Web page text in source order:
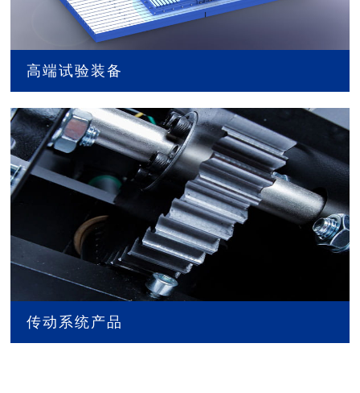
高端试验装备
传动系统产品